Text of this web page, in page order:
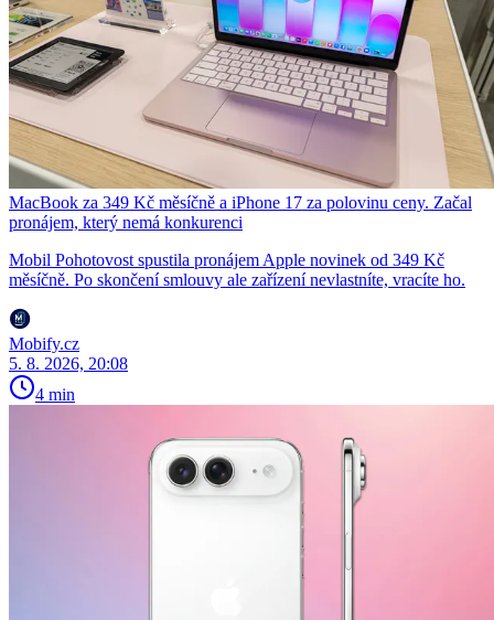
MacBook za 349 Kč měsíčně a iPhone 17 za polovinu ceny. Začal
pronájem, který nemá konkurenci
Mobil Pohotovost spustila pronájem Apple novinek od 349 Kč
měsíčně. Po skončení smlouvy ale zařízení nevlastníte, vracíte ho.
Mobify.cz
5. 8. 2026, 20:08
4 min